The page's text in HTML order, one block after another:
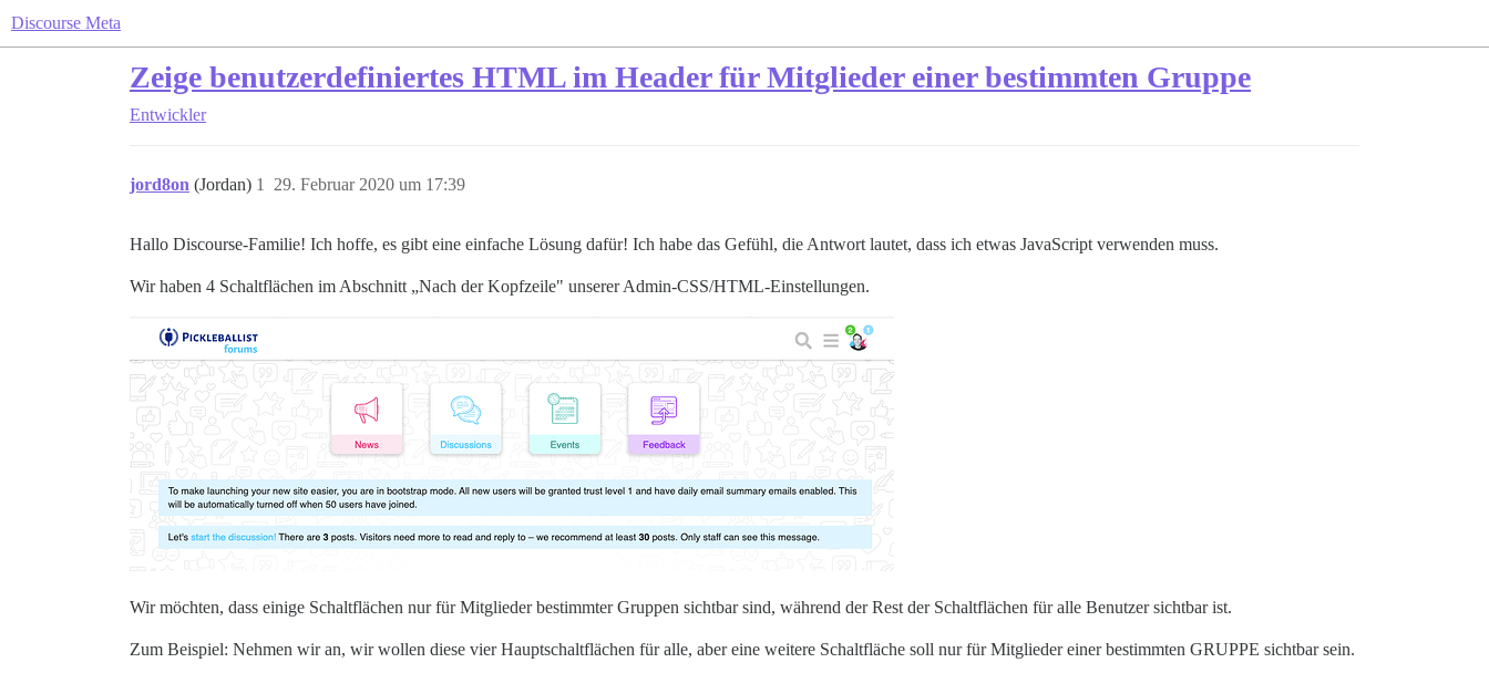
Discourse Meta
Zeige benutzerdefiniertes HTML im Header für Mitglieder einer bestimmten Gruppe
Entwickler
jord8on (Jordan) 29. Februar 2020 um 17:39
1
Hallo Discourse-Familie! Ich hoffe, es gibt eine einfache Lösung dafür! Ich habe das Gefühl, die Antwort lautet, dass ich etwas JavaScript verwenden muss.
Wir haben 4 Schaltflächen im Abschnitt „Nach der Kopfzeile" unserer Admin-CSS/HTML-Einstellungen.
Wir möchten, dass einige Schaltflächen nur für Mitglieder bestimmter Gruppen sichtbar sind, während der Rest der Schaltflächen für alle Benutzer sichtbar ist.
Zum Beispiel: Nehmen wir an, wir wollen diese vier Hauptschaltflächen für alle, aber eine weitere Schaltfläche soll nur für Mitglieder einer bestimmten GRUPPE sichtbar sein.